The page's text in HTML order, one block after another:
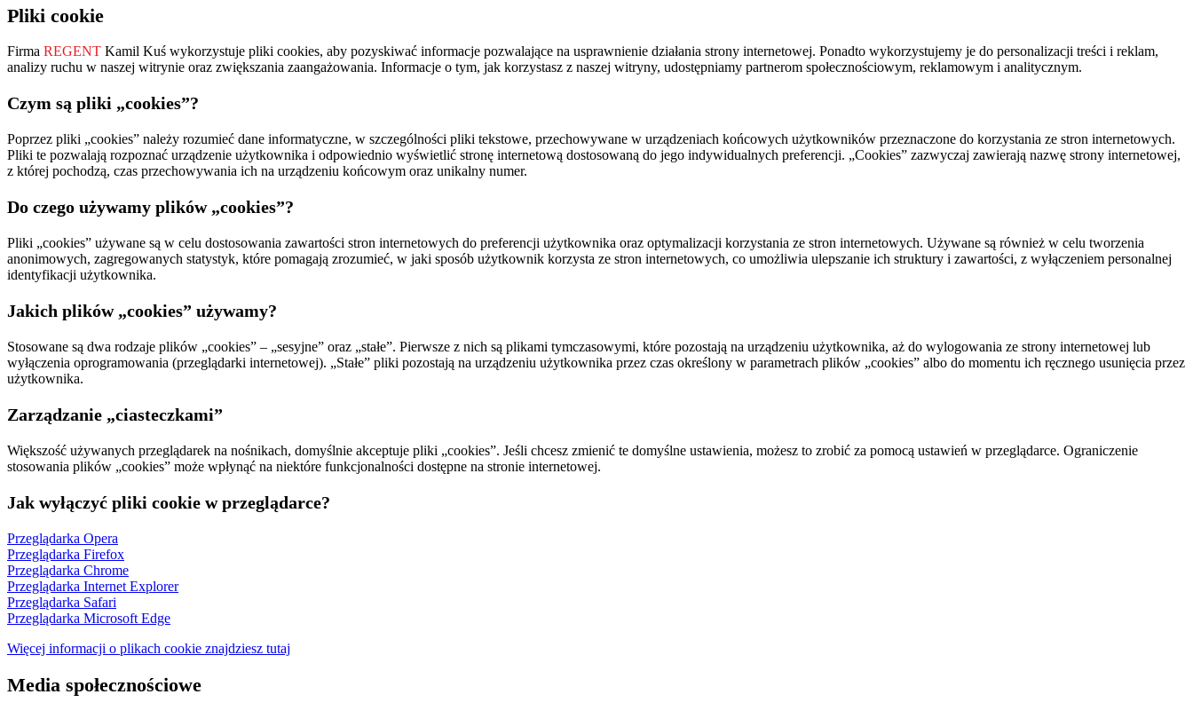
Pliki cookie
Firma REGENT Kamil Kuś wykorzystuje pliki cookies, aby pozyskiwać informacje pozwalające na usprawnienie działania strony internetowej. Ponadto wykorzystujemy je do personalizacji treści i reklam,
analizy ruchu w naszej witrynie oraz zwiększania zaangażowania. Informacje o tym, jak korzystasz z naszej witryny, udostępniamy partnerom społecznościowym, reklamowym i analitycznym.
Czym są pliki „cookies”?
Poprzez pliki „cookies” należy rozumieć dane informatyczne, w szczególności pliki tekstowe, przechowywane w urządzeniach końcowych użytkowników przeznaczone do korzystania ze stron internetowych.
Pliki te pozwalają rozpoznać urządzenie użytkownika i odpowiednio wyświetlić stronę internetową dostosowaną do jego indywidualnych preferencji. „Cookies” zazwyczaj zawierają nazwę strony internetowej,
z której pochodzą, czas przechowywania ich na urządzeniu końcowym oraz unikalny numer.
Do czego używamy plików „cookies”?
Pliki „cookies” używane są w celu dostosowania zawartości stron internetowych do preferencji użytkownika oraz optymalizacji korzystania ze stron internetowych. Używane są również w celu tworzenia
anonimowych, zagregowanych statystyk, które pomagają zrozumieć, w jaki sposób użytkownik korzysta ze stron internetowych, co umożliwia ulepszanie ich struktury i zawartości, z wyłączeniem personalnej
identyfikacji użytkownika.
Jakich plików „cookies” używamy?
Stosowane są dwa rodzaje plików „cookies” – „sesyjne” oraz „stałe”. Pierwsze z nich są plikami tymczasowymi, które pozostają na urządzeniu użytkownika, aż do wylogowania ze strony internetowej lub
wyłączenia oprogramowania (przeglądarki internetowej). „Stałe” pliki pozostają na urządzeniu użytkownika przez czas określony w parametrach plików „cookies” albo do momentu ich ręcznego usunięcia przez
użytkownika.
Zarządzanie „ciasteczkami”
Większość używanych przeglądarek na nośnikach, domyślnie akceptuje pliki „cookies”. Jeśli chcesz zmienić te domyślne ustawienia, możesz to zrobić za pomocą ustawień w przeglądarce. Ograniczenie
stosowania plików „cookies” może wpłynąć na niektóre funkcjonalności dostępne na stronie internetowej.
Jak wyłączyć pliki cookie w przeglądarce?
Przeglądarka Opera
Przeglądarka Firefox
Przeglądarka Chrome
Przeglądarka Internet Explorer
Przeglądarka Safari
Przeglądarka Microsoft Edge
Więcej informacji o plikach cookie znajdziesz tutaj
Media społecznościowe